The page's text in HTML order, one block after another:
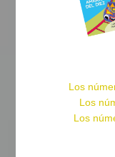
Los
Los
Los